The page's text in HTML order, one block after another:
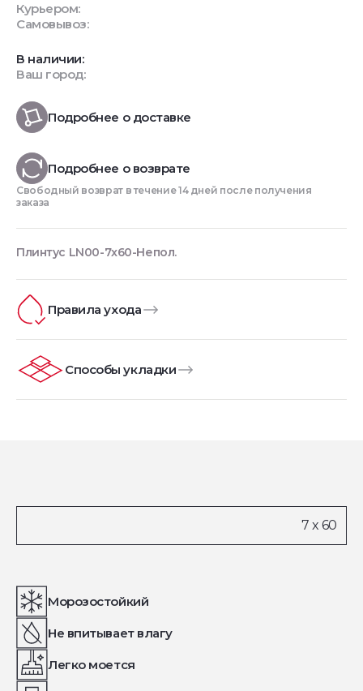
Курьером:
Самовывоз:
В наличии:
Ваш город:
Подробнее о доставке
Подробнее о возврате
Свободный возврат в течение 14 дней после получения
заказа
Плинтус LN00-7x60-Непол.
Правила ухода
Способы укладки
Морозостойкий
Не впитывает влагу
Легко моется